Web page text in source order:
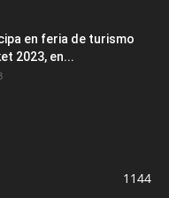
en feria de turismo
2023, en...
1144